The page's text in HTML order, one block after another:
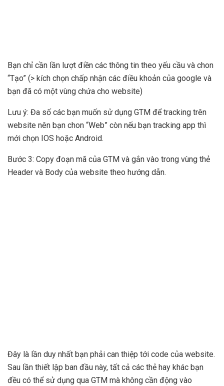
Bạn chỉ cần lần lượt điền các thông tin theo yếu cầu và chon
“Tạo” (> kích chọn chấp nhận các điều khoản của google và
bạn đã có một vùng chứa cho website)
Lưu ý: Đa số các bạn muốn sử dụng GTM để tracking trên
website nên bạn chon “Web” còn nếu bạn tracking app thì
mới chọn IOS hoặc Android.
Bước 3: Copy đoạn mã của GTM và gắn vào trong vùng thẻ
Header và Body của website theo hướng dẫn.
Đây là lần duy nhất bạn phải can thiệp tới code của website.
Sau lần thiết lập ban đầu này, tất cả các thẻ hay khác bạn
đều có thể sử dụng qua GTM mà không cần động vào